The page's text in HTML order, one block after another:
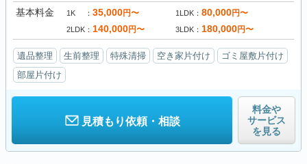
基本料金 1K 35,000円〜 1LDK 80,000円〜
2LDK 140,000円〜 3LDK 180,000円〜
遺品整理 生前整理 特殊清掃 空き家片付け
ゴミ屋敷片付け
部屋片付け
見積もり依頼・相談
料金や
サービス
を見る